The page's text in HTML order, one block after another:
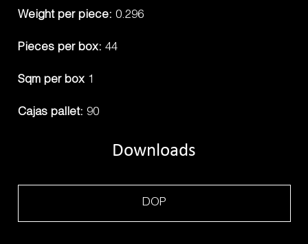
Weight per piece: 0.296
Pieces per box: 44
Sqm per box 1
Cajas pallet: 90
Downloads
DOP